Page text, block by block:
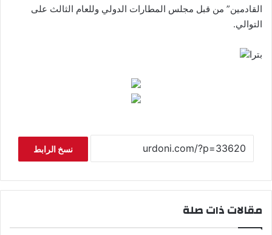
القادمين” من قبل مجلس المطارات الدولي وللعام الثالث على
التوالي.
بترا
نسخ الرابط
مقالات ذات صلة